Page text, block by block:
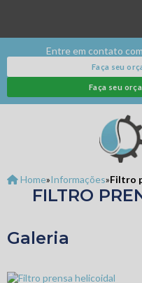
Entre em contato
Faça seu
Faça seu
Home»Informações»Filtro
FILTRO
Galeria